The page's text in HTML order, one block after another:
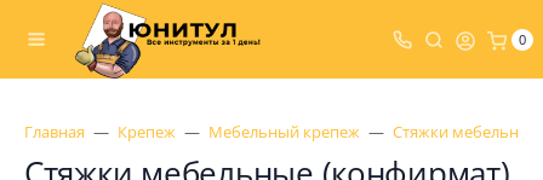
0
Главная Крепеж Мебельный крепеж Стяжки мебельные